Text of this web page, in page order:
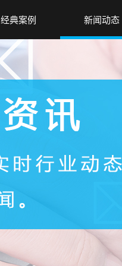
经典案例 新闻动态